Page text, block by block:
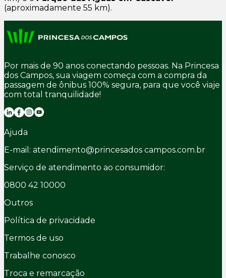
(aproximadamente 55 km).
Por mais de 90 anos conectando pessoas. Na Princesa
dos Campos, sua viagem começa com a compra da
passagem de ônibus 100% segura, para que você viaje
com total tranquilidade!
Ajuda
E-mail: atendimento@princesados campos.com.br
Serviço de atendimento ao consumidor:
0800 42 10000
Outros
Política de privacidade
Termos de uso
Trabalhe conosco
Troca e remarcação